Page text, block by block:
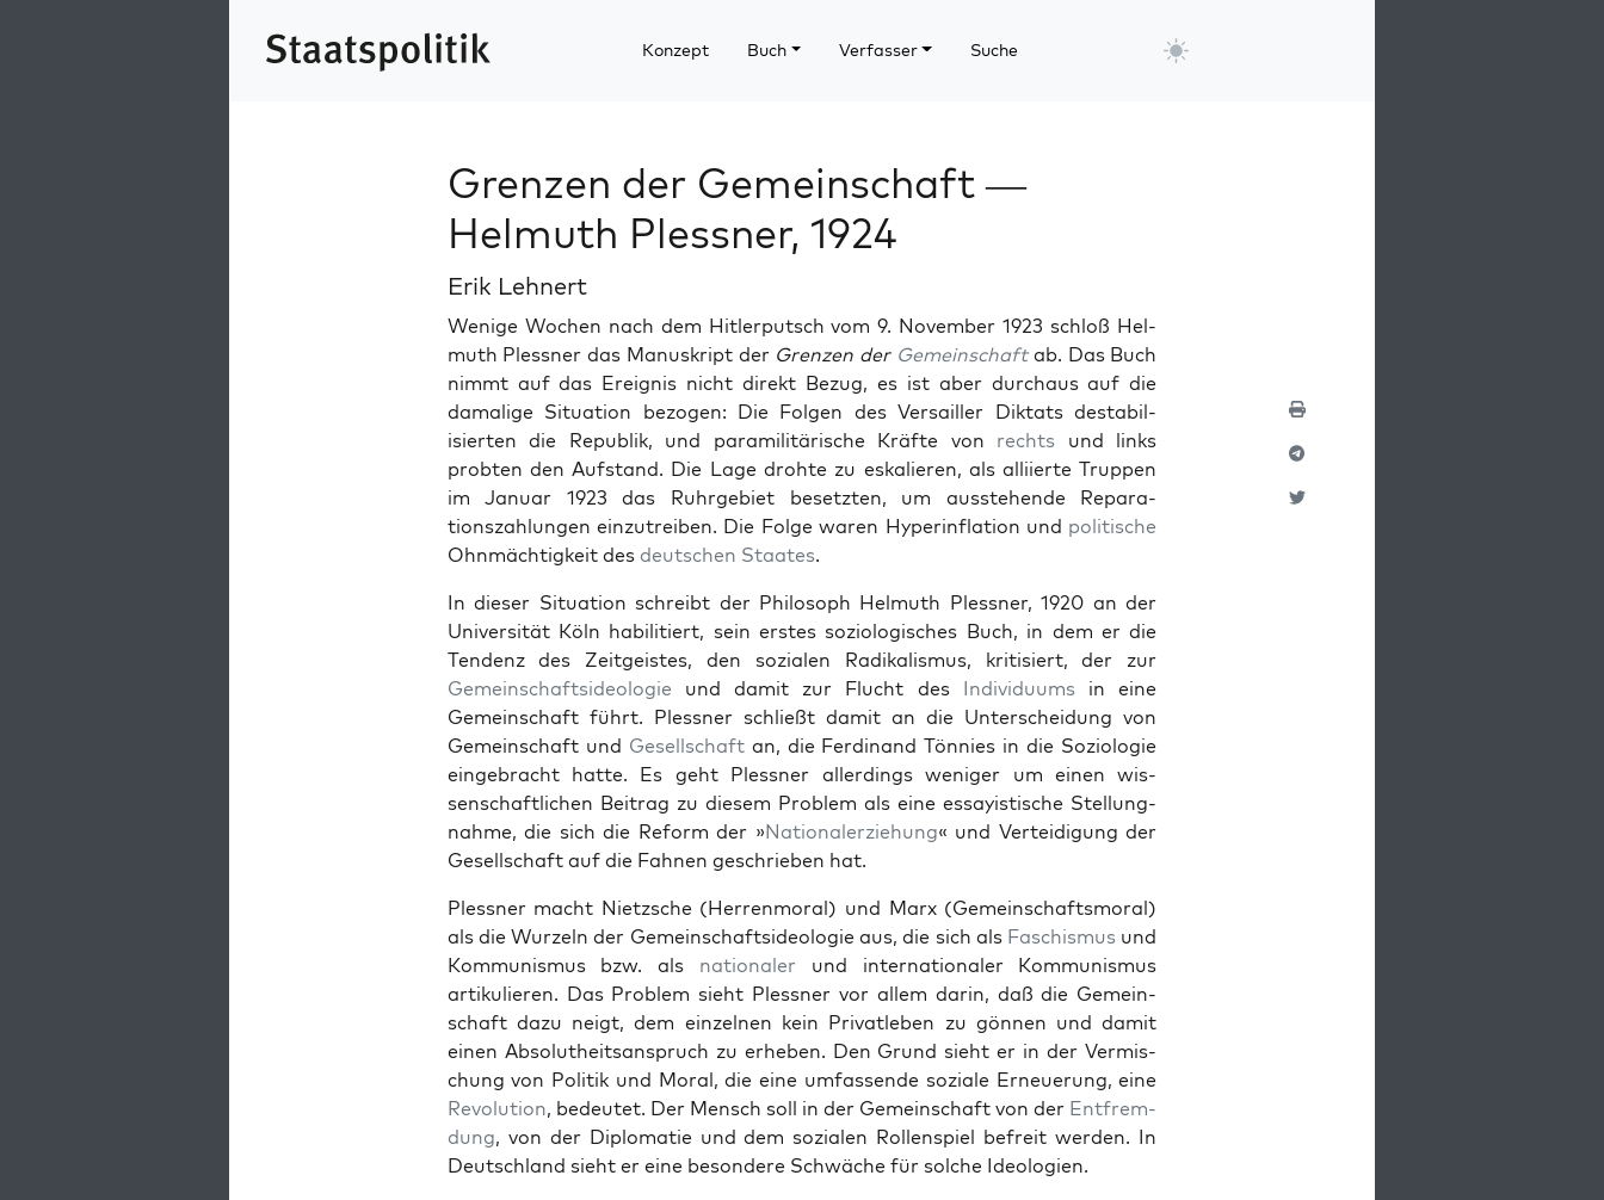
Konzept Buch Verfasser Suche
Grenzen der Gemeinschaft —
Helmuth Plessner, 1924
Erik Lehnert
Wenige Wochen nach dem Hitler­putsch vom 9. Novem­ber 1923 schloß Hel­
muth Pless­ner das Manuskript der Gren­zen der Gemein­schaftab. Das Buch
nimmt auf das Ereig­nis nicht direkt Bezug, es ist aber dur­chaus auf die
dama­lige Sit­u­a­tion bezo­gen: Die Fol­gen des Ver­sailler Dik­tats desta­bil­
isierten die Repub­lik, und paramil­itärische Kräfte von rechts und links
probten den Auf­s­tand. Die Lage dro­hte zu eskalieren, als alli­ierte Trup­pen
im Jan­u­ar 1923 das Ruhrge­bi­et beset­zten, um ausste­hende Repa­ra­
tionszahlun­gen einzutreiben. Die Folge waren Hyper­in­fla­tion und poli­tis­che
Ohn­mächtigkeit des deutschen Staates.
In dieser Sit­u­a­tion schreibt der Philosoph Hel­muth Pless­ner, 1920 an der
Uni­ver­sität Köln habil­i­tiert, sein erstes sozi­ol­o­gis­ches Buch, in dem er die
Ten­denz des Zeit­geistes, den sozialen Radikalis­mus, kri­tisiert, der zur
Gemein­schaft­side­olo­gie und damit zur Flucht des Indi­vidu­ums in eine
Gemein­schaft führt. Pless­ner schließt damit an die Unter­schei­dung von
Gemein­schaft und Gesellschaftan, die Fer­di­nand Tön­nies in die Sozi­olo­gie
einge­bracht hat­te. Es geht Pless­ner allerd­ings weniger um einen wis­
senschaftlichen Beitrag zu diesem Prob­lem als eine essay­is­tis­che Stel­lung­
nahme, die sich die Reform der »Nationalerziehung« und Vertei­di­gung der
Gesellschaft auf die Fah­nen geschrieben hat.
Pless­ner macht Niet­zsche (Her­ren­moral) und Marx (Gemein­schaftsmoral)
als die Wurzeln der Gemein­schaft­side­olo­gie aus, die sich als Faschis­mus und
Kom­mu­nis­mus bzw. als nationaler und inter­na­tionaler Kom­mu­nis­mus
artikulieren. Das Prob­lem sieht Pless­ner vor allem darin, daß die Gemein­
schaft dazu neigt, dem einzel­nen kein Pri­vatleben zu gön­nen und damit
einen Abso­lutheit­sanspruch zu erheben. Den Grund sieht er in der Ver­mis­
chung von Poli­tik und Moral, die eine umfassende soziale Erneuerung, eine
Rev­o­lu­tion, bedeutet. Der Men­sch soll in der Gemein­schaft von der Ent­frem­
dung, von der Diplo­matie und dem sozialen Rol­len­spiel befre­it wer­den. In
Deutsch­land sieht er eine beson­dere Schwäche für solche Ide­olo­gien.